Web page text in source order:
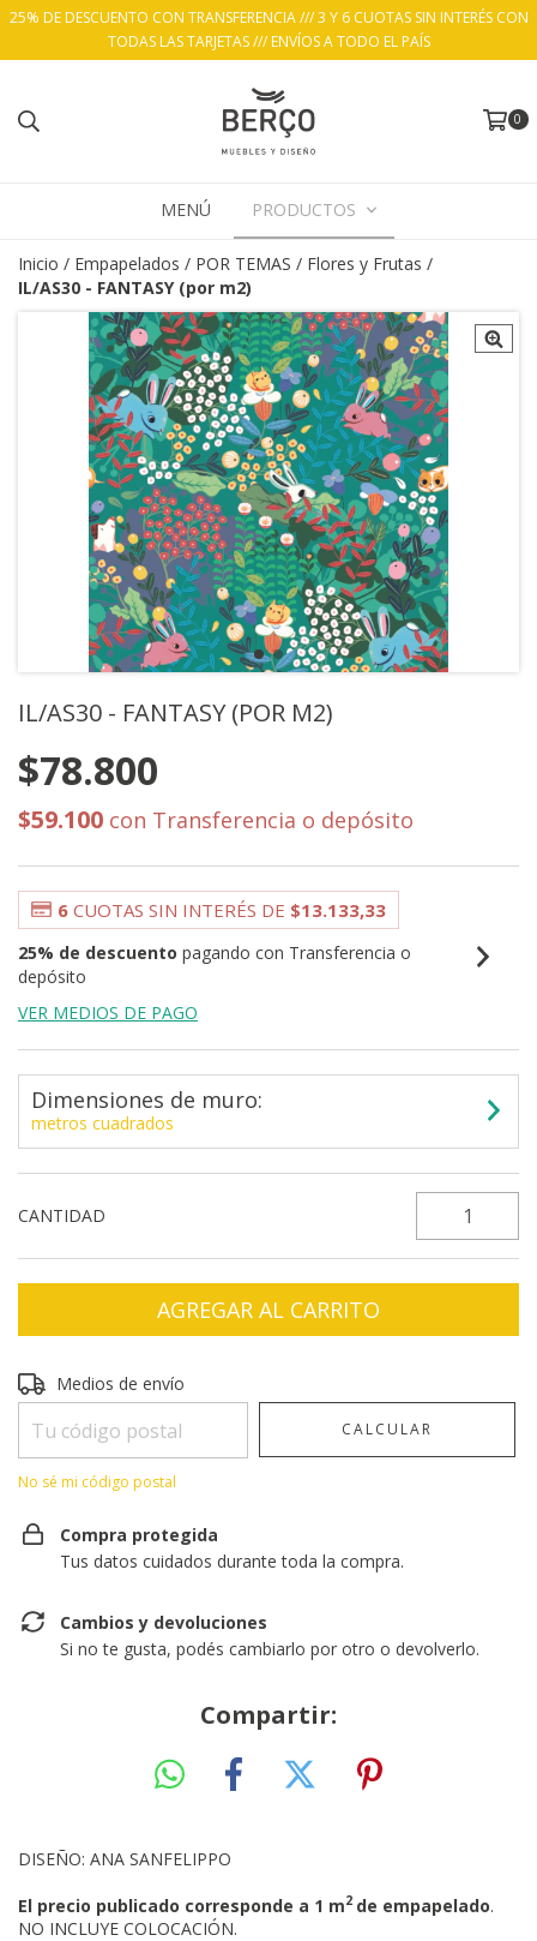
25% DE DESCUENTO CON TRANSFERENCIA /// 3 Y 6 CUOTAS SIN INTERÉS CON
TODAS LAS TARJETAS /// ENVÍOS A TODO EL PAÍS
0
MENÚ PRODUCTOS
Inicio / Empapelados / POR TEMAS / Flores y Frutas /
IL/AS30 - FANTASY (por m2)
IL/AS30 - FANTASY (POR M2)
$78.800
$59.100 con Transferencia o depósito
6 CUOTAS SIN INTERÉS DE $13.133,33
25% de descuento pagando con Transferencia o
depósito
VER MEDIOS DE PAGO
Dimensiones de muro:
metros cuadrados
CANTIDAD
Entregas para el CP:
Medios de envío
CALCULAR
No sé mi código postal
Compra protegida
Tus datos cuidados durante toda la compra.
Cambios y devoluciones
Si no te gusta, podés cambiarlo por otro o devolverlo.
Compartir:
DISEÑO: ANA SANFELIPPO
El precio publicado corresponde a 1 m2 de empapelado.
NO INCLUYE COLOCACIÓN.